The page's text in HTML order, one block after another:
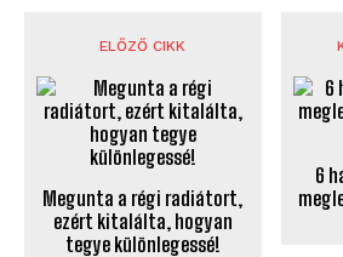
ELŐZŐ CIKK
Megunta a régi radiátort,
ezért kitalálta, hogyan
tegye különlegessé!
6